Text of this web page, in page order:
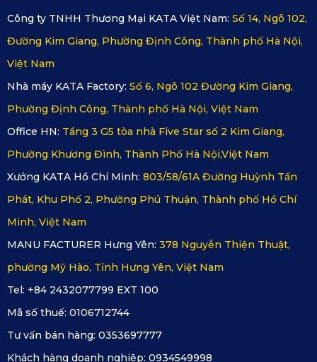
chóng.
không bị xô lệch hay rơi xuống mỗi lần lên xuống kính xe.
Hai tấm rèm ở cửa trước cũng có thiết kế nhỏ hơn để tài xế
tốc độ cao
Công ty TNHH Thương Mại KATA Việt Nam: Số 14, Ngõ 102,
Đường Kim Giang, Phường Định Công, Thành phố Hà Nội,
Việt Nam
Nhà máy KATA Factory: Số 6, Ngõ 102 Đường Kim Giang,
Phường Định Công, Thành phố Hà Nội, Việt Nam
Office HN: Tầng 3 G5 tòa nhà Five Star số 2 Kim Giang,
Phường Khương Đình, Thành Phố Hà Nội,Việt Nam
Xưởng KATA Hồ Chí Minh: 803/58/61A Đường Huỳnh Tấn
Phát, Khu Phố 2, Phường Phú Thuận, Thành phố Hồ Chí
Minh, Việt Nam
MANU FACTURER Hưng Yên: 378 Nguyễn Thiện Thuật,
phường Mỹ Hào, Tỉnh Hưng Yên, Việt Nam
Tel: +84 2432077799 EXT 100
Mã số thuế: 0106712744
Tư vấn bán hàng: 0353697777
Khách hàng doanh nghiệp: 0934549998